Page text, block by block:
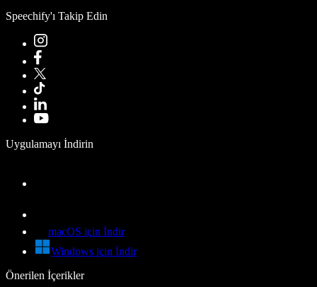
Speechify'ı Takip Edin
Uygulamayı İndirin
macOS için İndir
Windows için İndir
Önerilen İçerikler